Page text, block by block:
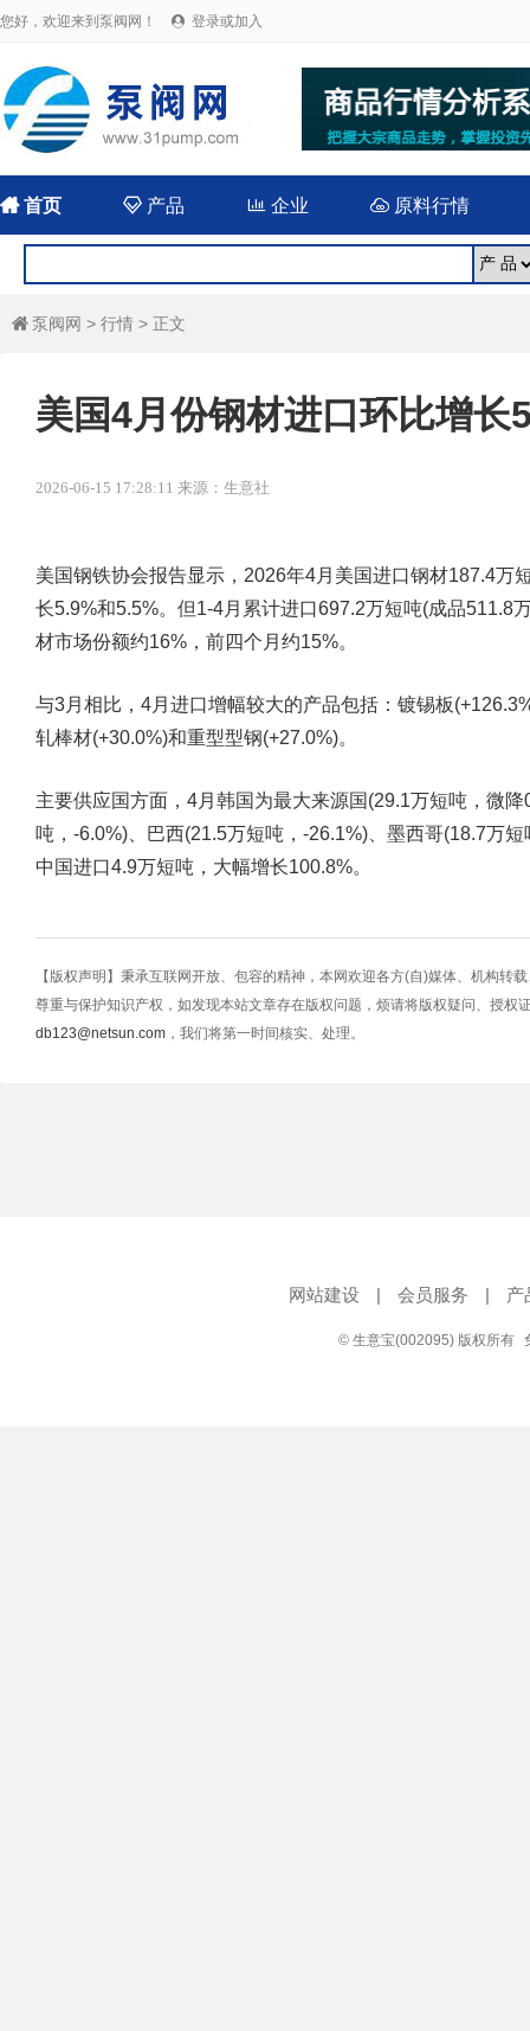
您好，欢迎来到泵阀网！  登录或加入
首页  产品 企业 原料行情
 泵阀网 > 行情 > 正文
美国4月份钢材进口环比增长
2026-06-15 17:28:11 来源：生意社
美国钢铁协会报告显示，2026年4月美国进口钢材187.4万
长5.9%和5.5%。但1-4月累计进口697.2万短吨(成品511.8
材市场份额约16%，前四个月约15%。
与3月相比，4月进口增幅较大的产品包括：镀锡板
轧棒材(+30.0%)和重型型钢(+27.0%)。
主要供应国方面，4月韩国为最大来源国(29.1万短吨，微
吨，-6.0%)、巴西(21.5万短吨，-26.1%)、墨西哥(18.7万
中国进口4.9万短吨，大幅增长100.8%。
【版权声明】秉承互联网开放、包容的精神，本网欢迎各方(自)媒体、机构转
尊重与保护知识产权，如发现本站文章存在版权问题，烦请将版权疑问、授权
db123@netsun.com ，我们将第一时间核实、处理。
网站建设 | 会员服务 | 产
© 生意宝(002095) 版权所有